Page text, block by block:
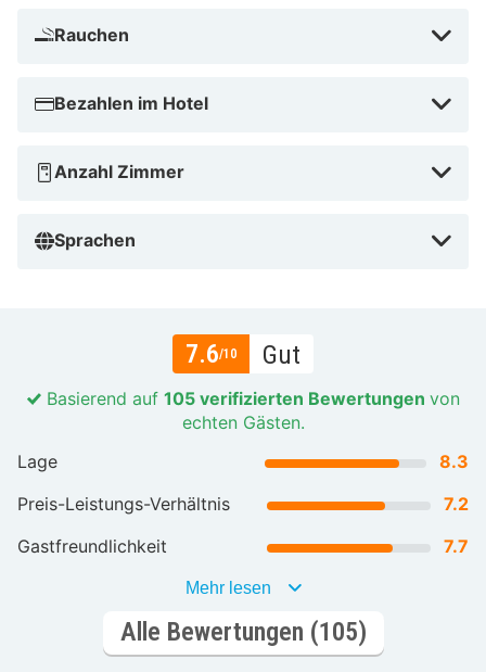
Rauchen
Bezahlen im Hotel
Anzahl Zimmer
Sprachen
7.6/10 Gut
Basierend auf 105 verifizierten Bewertungen von
echten Gästen.
Lage
8.3
Preis-Leistungs-Verhältnis
7.2
Gastfreundlichkeit
7.7
Mehr lesen
Alle Bewertungen (105)